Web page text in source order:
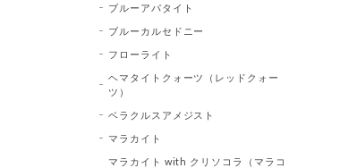
ブルーアパタイト
ブルーカルセドニー
フローライト
ヘマタイトクォーツ（レッドクォー
ツ）
ベラクルスアメジスト
マラカイト
マラカイト with クリソコラ（マラコ